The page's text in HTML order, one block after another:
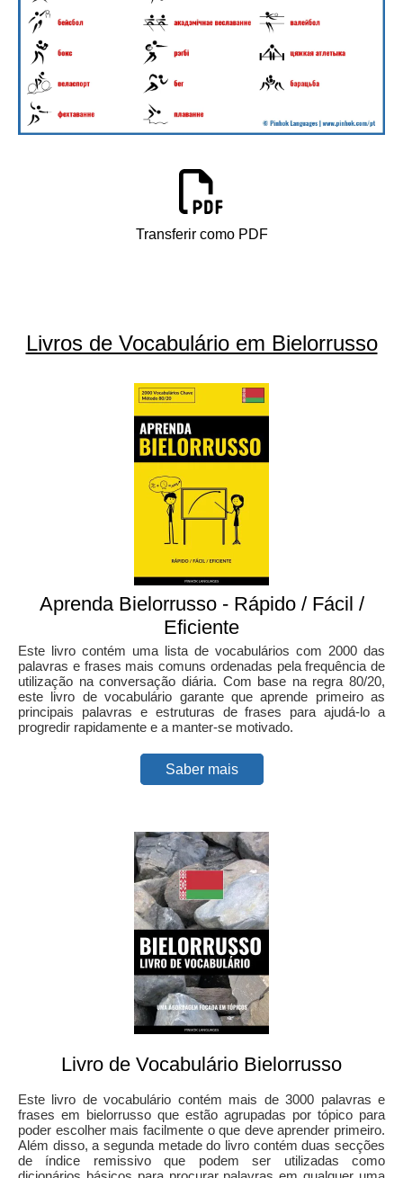
Transferir como PDF
Livros de Vocabulário em Bielorrusso
Aprenda Bielorrusso - Rápido / Fácil /
Eficiente
Este livro contém uma lista de vocabulários com 2000 das
palavras e frases mais comuns ordenadas pela frequência de
utilização na conversação diária. Com base na regra 80/20,
este livro de vocabulário garante que aprende primeiro as
principais palavras e estruturas de frases para ajudá-lo a
progredir rapidamente e a manter-se motivado.
Saber mais
Livro de Vocabulário Bielorrusso
Este livro de vocabulário contém mais de 3000 palavras e
frases em bielorrusso que estão agrupadas por tópico para
poder escolher mais facilmente o que deve aprender primeiro.
Além disso, a segunda metade do livro contém duas secções
de índice remissivo que podem ser utilizadas como